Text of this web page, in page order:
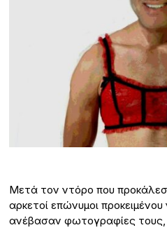
Μετά τον ντόρο που
αρκετοί επώνυμοι
ανέβασαν φωτογραφίες τους,